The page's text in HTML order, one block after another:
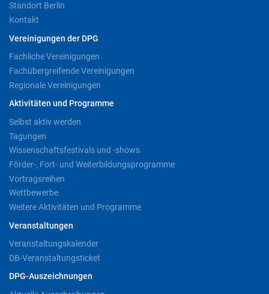
Standort Berlin
Kontakt
Vereinigungen der DPG
Fachliche Vereinigungen
Fachübergreifende Vereinigungen
Regionale Vereinigungen
Aktivitäten und Programme
Selbst aktiv werden
Tagungen
Wissenschaftsfestivals und -shows
Förder-, Fort- und Weiterbildungsprogramme
Vortragsreihen
Wettbewerbe
Weitere Aktivitäten und Programme
Veranstaltungen
Veranstaltungskalender
DB-Veranstaltungsticket
DPG-Auszeichnungen